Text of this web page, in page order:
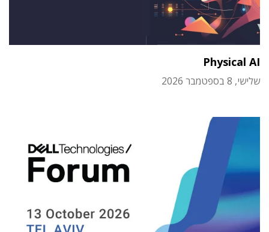
Physical AI
שלישי, 8 בספטמבר 2026